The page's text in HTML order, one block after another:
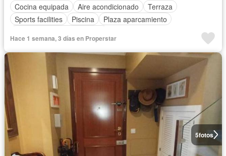
Cocina equipada
Aire acondicionado
Terraza
Sports facilities
Piscina
Plaza aparcamiento
Hace 1 semana, 3 días en Properstar
5fotos